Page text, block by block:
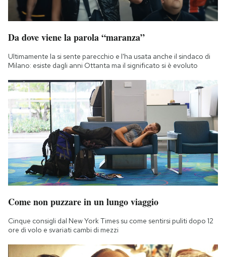
Area Personale
Notifiche mobile
Hai bisogno di aiuto?
Da dove viene la parola “maranza”
Ultimamente la si sente parecchio e l'ha usata anche il sindaco di
Milano: esiste dagli anni Ottanta ma il significato si è evoluto
Come non puzzare in un lungo viaggio
Cinque consigli dal New York Times su come sentirsi puliti dopo 12
ore di volo e svariati cambi di mezzi